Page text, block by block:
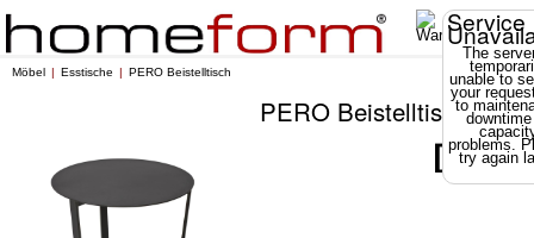
Service
The
unable to
your
to
problems.
try again
Möbel Esstische PERO Beistelltisch
PERO Beistelltisch